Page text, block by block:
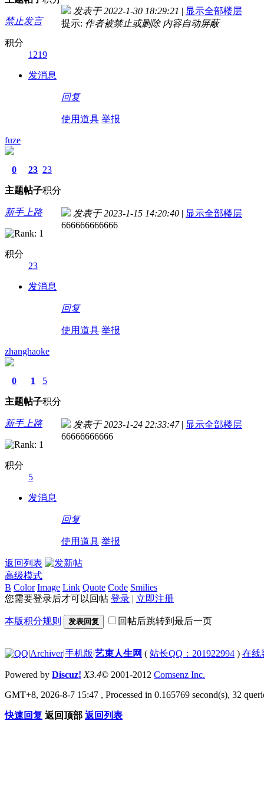
禁止发言
积分
1219
发消息
发表于 2022-1-30 18:29:21 | 显示全部楼层
提示: 作者被禁止或删除 内容自动屏蔽
回复
使用道具 举报
fuze
0
主题
23
帖子
23
积分
新手上路
积分
23
发消息
发表于 2023-1-15 14:20:40 | 显示全部楼层
666666666666
回复
使用道具 举报
zhanghaoke
0
主题
1
帖子
5
积分
新手上路
积分
5
发消息
发表于 2023-1-24 22:33:47 | 显示全部楼层
66666666666
回复
使用道具 举报
返回列表
高级模式
B Color Image Link Quote Code Smilies
您需要登录后才可以回帖 登录 | 立即注册
本版积分规则 发表回复 回帖后跳转到最后一页
|Archiver|手机版|艺束人生网 ( 站长QQ：201922994 ) 在线
Powered by Discuz! X3.4© 2001-2012 Comsenz Inc.
GMT+8, 2026-8-7 15:47 , Processed in 0.165769 second(s), 32
快速回复 返回顶部 返回列表